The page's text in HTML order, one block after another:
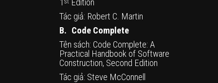
1
Edition
Tác giả: Robert C. Martin
B. Code Complete
Tên sách: Code Complete: A
Practical Handbook of Software
Construction, Second Edition
Tác giả: Steve McConnell